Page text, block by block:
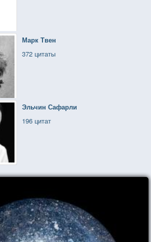
Марк Твен
372 цитаты
Эльчин Сафарли
196 цитат